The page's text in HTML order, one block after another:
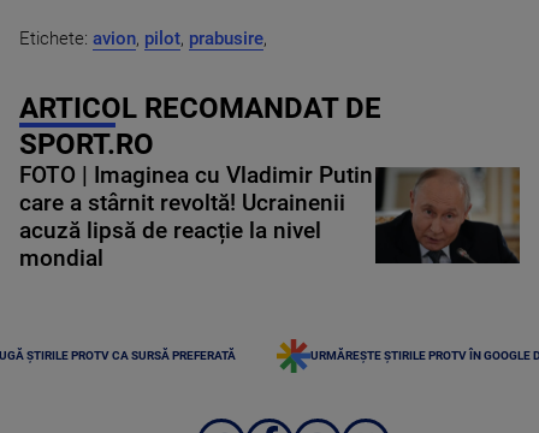
Etichete: avion, pilot, prabusire,
ARTICOL RECOMANDAT DE
SPORT.RO
FOTO | Imaginea cu Vladimir Putin
care a stârnit revoltă! Ucrainenii
acuză lipsă de reacție la nivel
mondial
ȘTIRILE PROTV CA SURSĂ PREFERATĂ URMĂREȘTE ȘTIRILE PROTV ÎN GOOGLE